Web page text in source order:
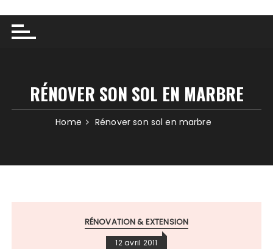
RÉNOVER SON SOL EN MARBRE
Home Rénover son sol en marbre
RÉNOVATION & EXTENSION
12 avril 2011